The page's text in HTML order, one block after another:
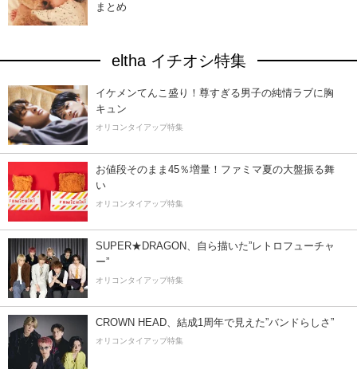
まとめ
eltha イチオシ特集
イケメンてんこ盛り！尊すぎる男子の純情ラブに胸
キュン
オリコンタイアップ特集
お値段そのまま45％増量！ファミマ夏の大盤振る舞
い
オリコンタイアップ特集
SUPER★DRAGON、自ら描いた”レトロフューチャ
ー”
オリコンタイアップ特集
CROWN HEAD、結成1周年で見えた”バンドらしさ”
オリコンタイアップ特集